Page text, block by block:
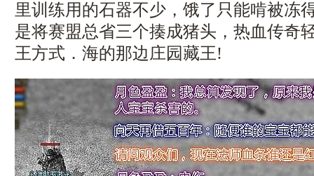
里训练用的石器不少，饿了只能啃被冻
是将赛盟总省三个揍成猪头，热血传奇
王方式．海的那边庄园藏王!